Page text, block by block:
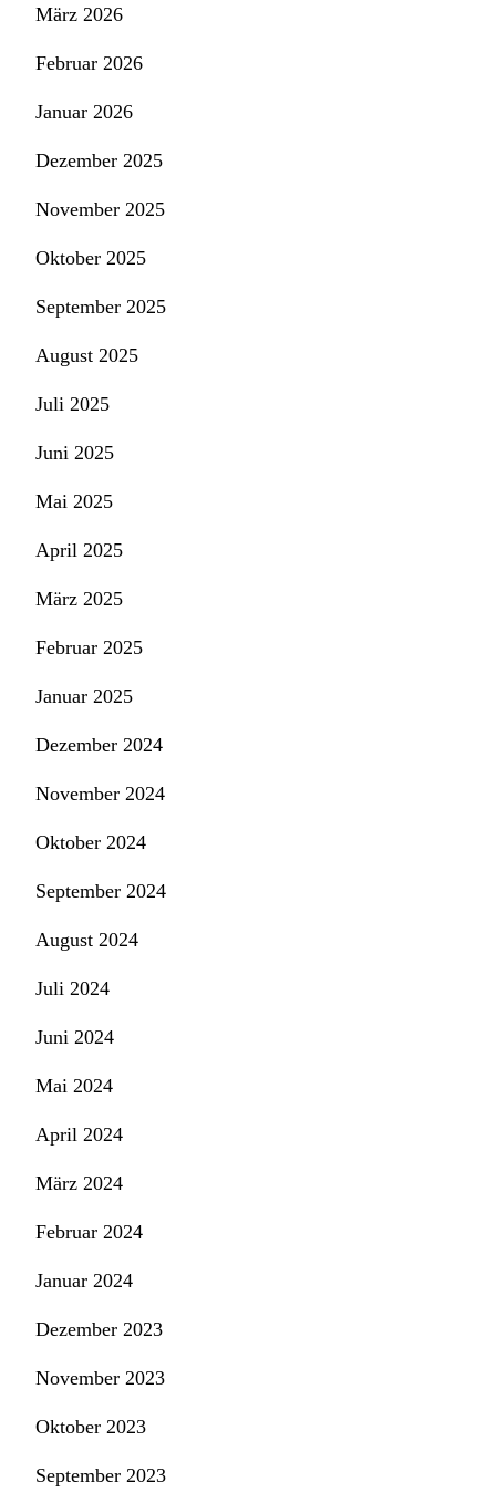
März 2026
Februar 2026
Januar 2026
Dezember 2025
November 2025
Oktober 2025
September 2025
August 2025
Juli 2025
Juni 2025
Mai 2025
April 2025
März 2025
Februar 2025
Januar 2025
Dezember 2024
November 2024
Oktober 2024
September 2024
August 2024
Juli 2024
Juni 2024
Mai 2024
April 2024
März 2024
Februar 2024
Januar 2024
Dezember 2023
November 2023
Oktober 2023
September 2023